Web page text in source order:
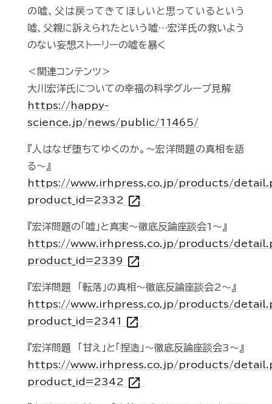
の嘘、父は戻ってきてほしいと思っているという
嘘、父親に訴えられたという嘘…宏洋氏の救いよう
のない妄想ストーリーの嘘を暴く
＜関連コンテンツ＞
大川宏洋氏についての幸福の科学グループ見解
https://happy-
science.jp/news/public/11465/
『人はなぜ堕ちてゆくのか。～宏洋問題の真相を語
る～』
https://www.irhpress.co.jp/products/
product_id=2332 open_in_new
『宏洋問題の「嘘」と真実～徹底反論座談会1～』
https://www.irhpress.co.jp/products/
product_id=2339 open_in_new
『宏洋問題 「転落」の真相～徹底反論座談会2～』
https://www.irhpress.co.jp/products/
product_id=2341 open_in_new
『宏洋問題 「甘え」と「捏造」～徹底反論座談会3～』
https://www.irhpress.co.jp/products/
product_id=2342 open_in_new